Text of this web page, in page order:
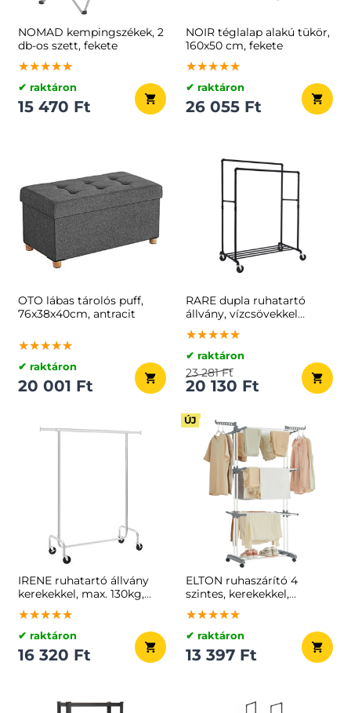
NOMAD kempingszékek, 2
db-os szett, fekete
★★★★★
★★★★★
★★★★★
✔ raktáron
15 470 Ft
NOIR téglalap alakú tükör,
160x50 cm, fekete
★★★★★
★★★★★
★★★★★
✔ raktáron
26 055 Ft
OTO lábas tárolós puff,
76x38x40cm, antracit
★★★★★
★★★★★
★★★★★
✔ raktáron
20 001 Ft
RARE dupla ruhatartó
állvány, vízcsövekkel
100x59x162cm, fekete
★★★★★
★★★★★
★★★★★
✔ raktáron
20 130 Ft
23 281 Ft
IRENE ruhatartó állvány
kerekekkel, max. 130kg,
150x45x160cm, ezüst
★★★★★
★★★★★
★★★★★
✔ raktáron
16 320 Ft
ÚJ
ELTON ruhaszárító 4
szintes, kerekekkel,
63,5x128x173cm,
szürke/fehér
★★★★★
★★★★★
★★★★★
✔ raktáron
13 397 Ft